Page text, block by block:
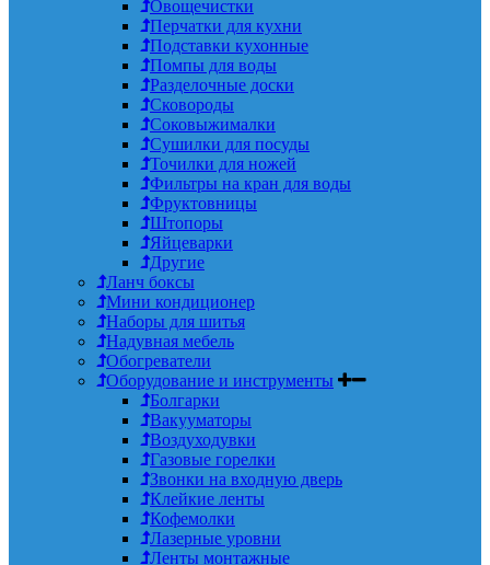
Овощечистки
Перчатки для кухни
Подставки кухонные
Помпы для воды
Разделочные доски
Сковороды
Соковыжималки
Сушилки для посуды
Точилки для ножей
Фильтры на кран для воды
Фруктовницы
Штопоры
Яйцеварки
Другие
Ланч боксы
Мини кондиционер
Наборы для шитья
Надувная мебель
Обогреватели
Оборудование и инструменты
Болгарки
Вакууматоры
Воздуходувки
Газовые горелки
Звонки на входную дверь
Клейкие ленты
Кофемолки
Лазерные уровни
Ленты монтажные